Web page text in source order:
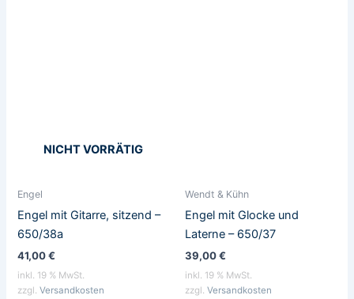
NICHT VORRÄTIG
Engel
Engel mit Gitarre, sitzend –
650/38a
41,00€
inkl. 19 % MwSt.
zzgl.Versandkosten
Wendt & Kühn
Engel mit Glocke und
Laterne – 650/37
39,00€
inkl. 19 % MwSt.
zzgl. Versandkosten